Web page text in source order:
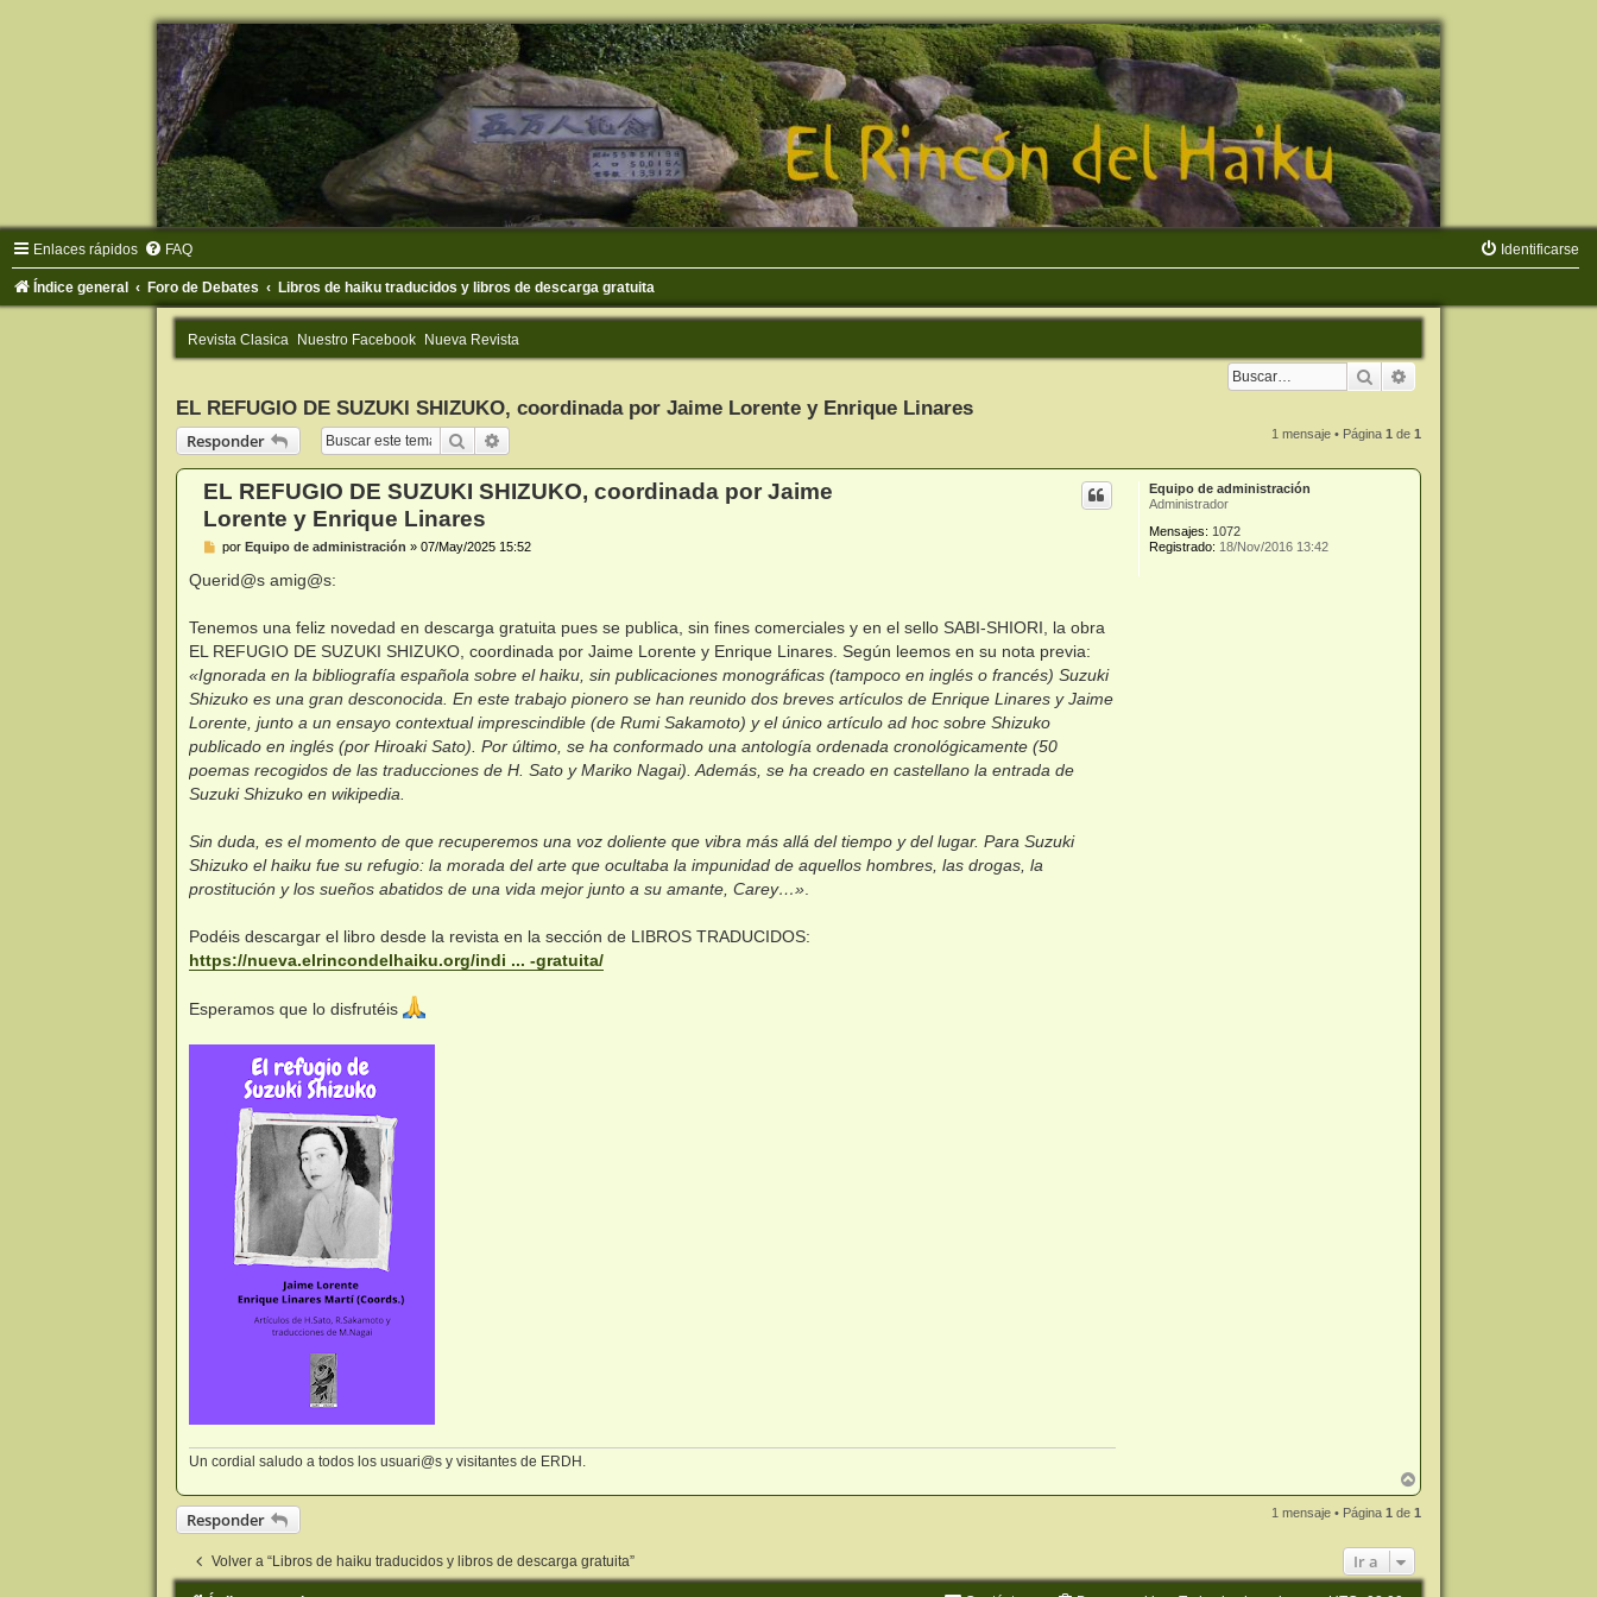
Enlaces rápidos FAQ Identificarse
Índice general Foro de Debates Libros de haiku traducidos y libros de descarga gratuita
Revista Clasica Nuestro Facebook Nueva Revista
Buscar
EL REFUGIO DE SUZUKI SHIZUKO, coordinada por Jaime Lorente y Enrique Linares
Responder
Buscar 1 mensaje • Página1 de1
Equipo de administración
Administrador
Mensajes: 1072
Registrado: 18/Nov/2016 13:42
EL REFUGIO DE SUZUKI SHIZUKO, coordinada por Jaime
Lorente y Enrique Linares
M
n
j
e
por Equipo de administración » 07/May/2025 15:52
Querid@s amig@s:
Tenemos una feliz novedad en descarga gratuita pues se publica, sin fines comerciales y en el sello SABI-SHIORI, la obra
EL REFUGIO DE SUZUKI SHIZUKO, coordinada por Jaime Lorente y Enrique Linares. Según leemos en su nota previa:
«Ignorada en la bibliografía española sobre el haiku, sin publicaciones monográficas (tampoco en inglés o francés) Suzuki
Shizuko es una gran desconocida. En este trabajo pionero se han reunido dos breves artículos de Enrique Linares y Jaime
Lorente, junto a un ensayo contextual imprescindible (de Rumi Sakamoto) y el único artículo ad hoc sobre Shizuko
publicado en inglés (por Hiroaki Sato). Por último, se ha conformado una antología ordenada cronológicamente (50
poemas recogidos de las traducciones de H. Sato y Mariko Nagai). Además, se ha creado en castellano la entrada de
Suzuki Shizuko en wikipedia.
Sin duda, es el momento de que recuperemos una voz doliente que vibra más allá del tiempo y del lugar. Para Suzuki
Shizuko el haiku fue su refugio: la morada del arte que ocultaba la impunidad de aquellos hombres, las drogas, la
prostitución y los sueños abatidos de una vida mejor junto a su amante, Carey…».
Podéis descargar el libro desde la revista en la sección de LIBROS TRADUCIDOS:
https://nueva.elrincondelhaiku.org/indi ... -gratuita/
Esperamos que lo disfrutéis
Un cordial saludo a todos los usuari@s y visitantes de ERDH.
r
r
Responder 1 mensaje • Página1 de1
Volver a “Libros de haiku traducidos y libros de descarga gratuita” Ir a